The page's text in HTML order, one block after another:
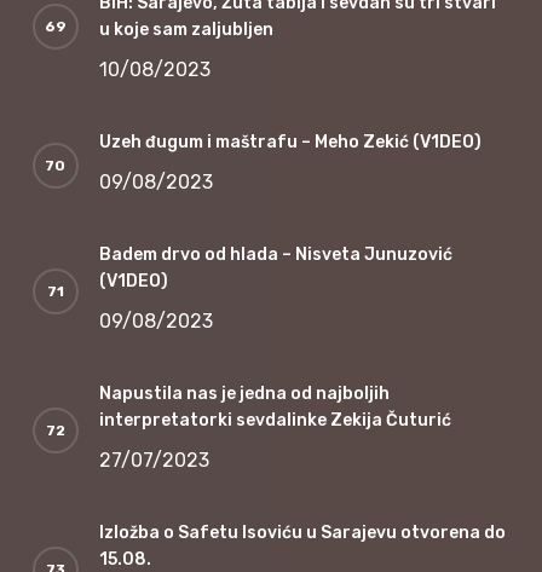
u koje sam zaljubljen
10/08/2023
Uzeh đugum i maštrafu – Meho Zekić (V1DEO)
09/08/2023
Badem drvo od hlada – Nisveta Junuzović
(V1DEO)
09/08/2023
Napustila nas je jedna od najboljih
interpretatorki sevdalinke Zekija Čuturić
27/07/2023
Izložba o Safetu Isoviću u Sarajevu otvorena do
15.08.